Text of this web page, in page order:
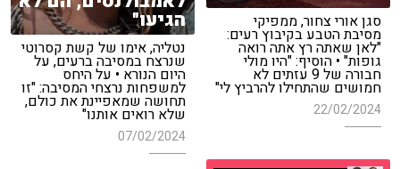
סגן אורי צחור, ממפיקי
מסיבת הטבע בקיבוץ רעים:
"לאן שאתה רץ אתה רואה
גופות" • הוסיף: "היו מולי
חבורה של 9 עזתים לא
חמושים שהתחילו להרביץ לי"
22/02/2024
הגיעו"
נטליה, אימו של קשת קסרוטי
שנרצח במסיבה ברעים, על
היום הנורא • על היחס
למשפחות נרצחי המסיבה: "זו
תחושה שמאפיינת את כולם,
שלא רואים אותנו"
07/02/2024